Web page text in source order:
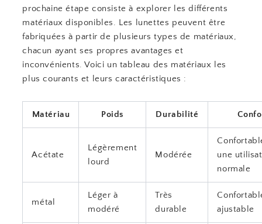
prochaine étape consiste à explorer les différents
matériaux disponibles. Les lunettes peuvent être
fabriquées à partir de plusieurs types de matériaux,
chacun ayant ses propres avantages et
inconvénients. Voici un tableau des matériaux les
plus courants et leurs caractéristiques :
Matériau Poids Durabilité
Acétate
Légèrement
lourd
Modérée
une
normale
métal
Léger à
modéré
Très
durable
ajustable